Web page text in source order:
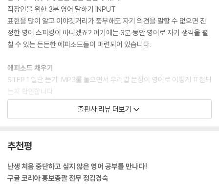
DAY 27 자신의 가치를 높이는 방법은?
DAY 28 업무 능력을 향상시키려면?
DAY 29 직장에서 건강한 관계를 유지하려면?
DAY 30 직장을 그만둘 만한 이유는?
직장인을 위한 3분 영어 말하기 INPUT
표현을 많이 알고 이야깃거리가 풍부해도 자기 의견을 말할 수 없으면 진
정한 영어 스피킹이 아니겠죠? 여기에는 3분 동안 영어로 자기 생각을 펼
칠 수 있는 든든한 에피소드들이 마련되어 있습니다.
에피소드 채우기
STEP 1 일단 듣기: MP3를 들으면서 우리말 문장이 영어로 어떻게 표현되
는지 확인합니다.
STEP 2 힌트 확인: 주어진 핵심 단어와 구문 힌트를 참고해 우리말 문장
STEP 4 영어로 말해보기: 큰소리로 따라 하면서 자신감을 키우세요. 특히
볼드 처리된 부분은 더 주의해서 말해 봅니다
출판사 리뷰 더보기
추천평
난생 처음 중단하고 싶지 않은 영어 공부를 만나다!
구글 코리아 홍보총괄 전무 정김경숙